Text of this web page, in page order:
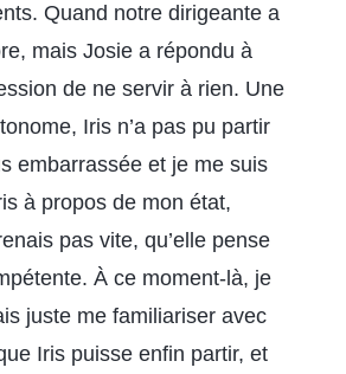
Quand notre dirigeante a
mais Josie a répondu à
de ne servir à rien. Une
Iris n’a pas pu partir
embarrassée et je me suis
à propos de mon état,
pas vite, qu’elle pense
À ce moment-là, je
juste me familiariser avec
Iris puisse enfin partir, et